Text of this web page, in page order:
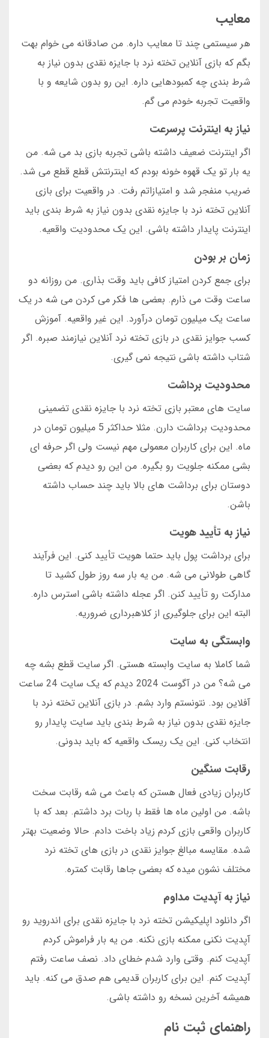
معایب
هر سیستمی چند تا معایب داره. من صادقانه می خوام بهت
بگم که بازی آنلاین تخته نرد با جایزه نقدی بدون نیاز به
شرط بندی چه کمبودهایی داره. این رو بدون شایعه و با
واقعیت تجربه خودم می گم.
نیاز به اینترنت پرسرعت
اگر اینترنت ضعیف داشته باشی تجربه بازی بد می شه. من
یه بار تو یک قهوه خونه بودم که اینترنتش قطع قطع می شد.
ضریب منفجر شد و امتیازاتم رفت. در واقعیت برای بازی
آنلاین تخته نرد با جایزه نقدی بدون نیاز به شرط بندی باید
اینترنت پایدار داشته باشی. این یک محدودیت واقعیه.
زمان بر بودن
برای جمع کردن امتیاز کافی باید وقت بذاری. من روزانه دو
ساعت وقت می ذارم. بعضی ها فکر می کردن می شه در یک
ساعت یک میلیون تومان درآورد. این غیر واقعیه. آموزش
کسب جوایز نقدی در بازی تخته نرد آنلاین نیازمند صبره. اگر
شتاب داشته باشی نتیجه نمی گیری.
محدودیت برداشت
سایت های معتبر بازی تخته نرد با جایزه نقدی تضمینی
محدودیت برداشت دارن. مثلا حداکثر 5 میلیون تومان در
ماه. این برای کاربران معمولی مهم نیست ولی اگر حرفه ای
بشی ممکنه جلویت رو بگیره. من این رو دیدم که بعضی
دوستان برای برداشت های بالا باید چند حساب داشته
باشن.
نیاز به تأیید هویت
برای برداشت پول باید حتما هویت تأیید کنی. این فرآیند
گاهی طولانی می شه. من یه بار سه روز طول کشید تا
مدارکت رو تأیید کنن. اگر عجله داشته باشی استرس داره.
البته این برای جلوگیری از کلاهبرداری ضروریه.
وابستگی به سایت
شما کاملا به سایت وابسته هستی. اگر سایت قطع بشه چه
می شه؟ من در آگوست 2024 دیدم که یک سایت 24 ساعت
آفلاین بود. نتونستم وارد بشم. در بازی آنلاین تخته نرد با
جایزه نقدی بدون نیاز به شرط بندی باید سایت پایدار رو
انتخاب کنی. این یک ریسک واقعیه که باید بدونی.
رقابت سنگین
کاربران زیادی فعال هستن که باعث می شه رقابت سخت
باشه. من اولین ماه ها فقط با ربات برد داشتم. بعد که با
کاربران واقعی بازی کردم زیاد باخت دادم. حالا وضعیت بهتر
شده. مقایسه مبالغ جوایز نقدی در بازی های تخته نرد
مختلف نشون میده که بعضی جاها رقابت کمتره.
نیاز به آپدیت مداوم
اگر دانلود اپلیکیشن تخته نرد با جایزه نقدی برای اندروید رو
آپدیت نکنی ممکنه بازی نکنه. من یه بار فراموش کردم
آپدیت کنم. وقتی وارد شدم خطای داد. نصف ساعت رفتم
آپدیت کنم. این برای کاربران قدیمی هم صدق می کنه. باید
همیشه آخرین نسخه رو داشته باشی.
راهنمای ثبت نام